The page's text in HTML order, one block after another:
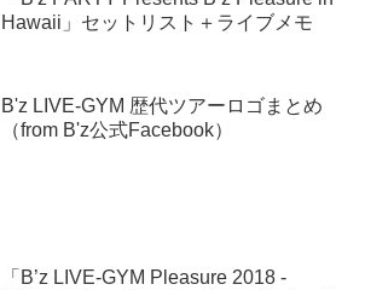
Hawaii」セットリスト＋ライブメモ
B'z LIVE-GYM 歴代ツアーロゴまとめ
（from B'z公式Facebook）
「B’z LIVE-GYM Pleasure 2018 -